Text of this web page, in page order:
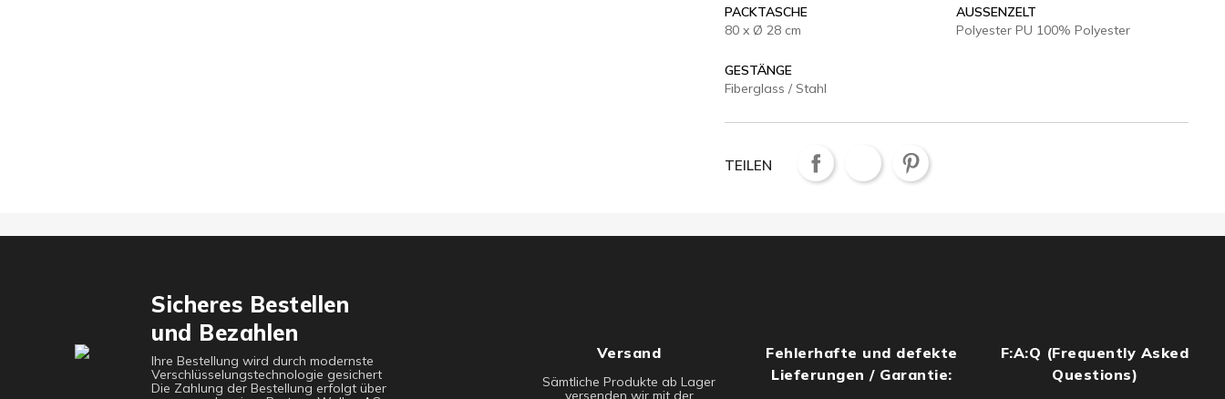
PACKTASCHE
80 x Ø 28 cm
AUSSENZELT
Polyester PU 100% Polyester
GESTÄNGE
Fiberglass / Stahl
TEILEN
Sicheres Bestellen
und Bezahlen
Ihre Bestellung wird durch modernste
Verschlüsselungstechnologie gesichert
Die Zahlung der Bestellung erfolgt über
Versand
Sämtliche Produkte ab Lager
Fehlerhafte und defekte
Lieferungen / Garantie:
F:A:Q (Frequently Asked
Questions)